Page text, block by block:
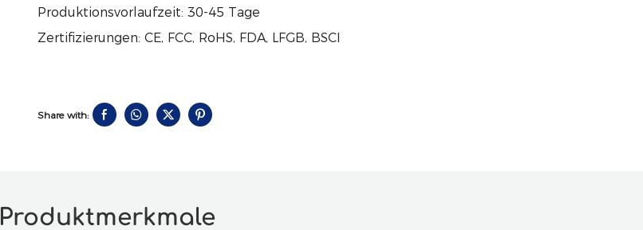
Produktionsvorlaufzeit: 30-45 Tage
Zertifizierungen: CE, FCC, RoHS, FDA, LFGB, BSCI
Share with:
Produktmerkmale